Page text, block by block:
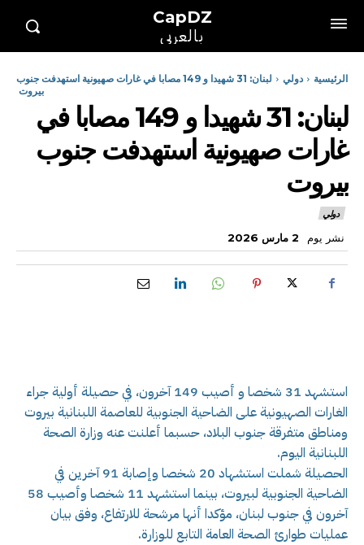
CapDZ
بالعربي
الرئيسية دولي
لبنان: 31 شهيدا و 149 مصابا في غارات صهيونية استهدفت جنوب
بيروت
لبنان: 31 شهيدا و 149 مصابا في
غارات صهيونية استهدفت جنوب
بيروت
دولي
نشر يوم 2 مارس 2026
استشهد 31 شخصا و أصيب 149 آخرون، في حصيلة أولية جراء
الغارات الصهيونية على الضاحية الجنوبية للعاصمة اللبنانية بيروت
ومناطق متفرقة جنوب البلاد، حسبما أعلنت عنه وزارة الصحة
اللبنانية اليوم.
الحصيلة شملت استشهاد 20 شخصا وإصابة 91 آخرين في
الضاحية الجنوبية لبيروت، بينما استشهد 11 شخصا وأصيب 58
آخرون في جنوب لبنان، مؤكدا أنها مرشحة للارتفاع، وفق بيان
عمليات طوارئ الصحة العامة التابع للوزارة.